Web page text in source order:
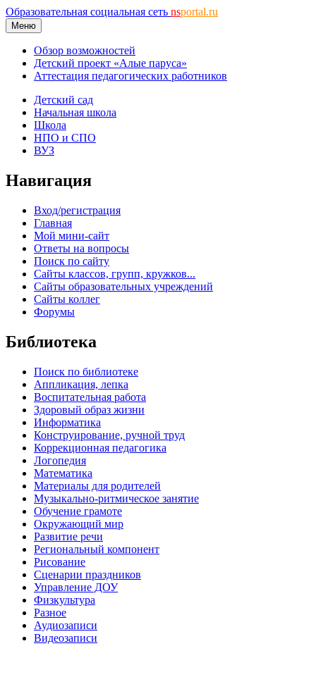
Образовательная социальная сеть nsportal.ru
Меню
Обзор возможностей
Детский проект «Алые паруса»
Аттестация педагогических работников
Детский сад
Начальная школа
Школа
НПО и СПО
ВУЗ
Навигация
Вход/регистрация
Главная
Мой мини-сайт
Ответы на вопросы
Поиск по сайту
Сайты классов, групп, кружков...
Сайты образовательных учреждений
Сайты коллег
Форумы
Библиотека
Поиск по библиотеке
Аппликация, лепка
Воспитательная работа
Здоровый образ жизни
Информатика
Конструирование, ручной труд
Коррекционная педагогика
Логопедия
Математика
Материалы для родителей
Музыкально-ритмическое занятие
Обучение грамоте
Окружающий мир
Развитие речи
Региональный компонент
Рисование
Сценарии праздников
Управление ДОУ
Физкультура
Разное
Аудиозаписи
Видеозаписи